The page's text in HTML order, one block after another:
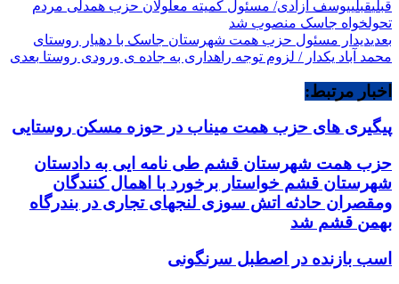
قبلیقبلییوسف آزادی/ مسئول کمیته معلولان حزب همدلی مردم
تحولخواه جاسک منصوب شد
بعدیدیدار مسئول حزب همت شهرستان جاسک با دهیار روستای
محمد آباد یکدار / لزوم توجه راهداری به جاده ی ورودی روستا بعدی
اخبار مرتبط:
پیگیری های حزب همت میناب در حوزه مسکن روستایی
حزب همت شهرستان قشم طی نامه ایی به دادستان
شهرستان قشم خواستار برخورد با اهمال کنندگان
ومقصران حادثه اتش سوزی لنجهای تجاری در بندرگاه
بهمن قشم شد
اسب بازنده در اصطبل سرنگونی